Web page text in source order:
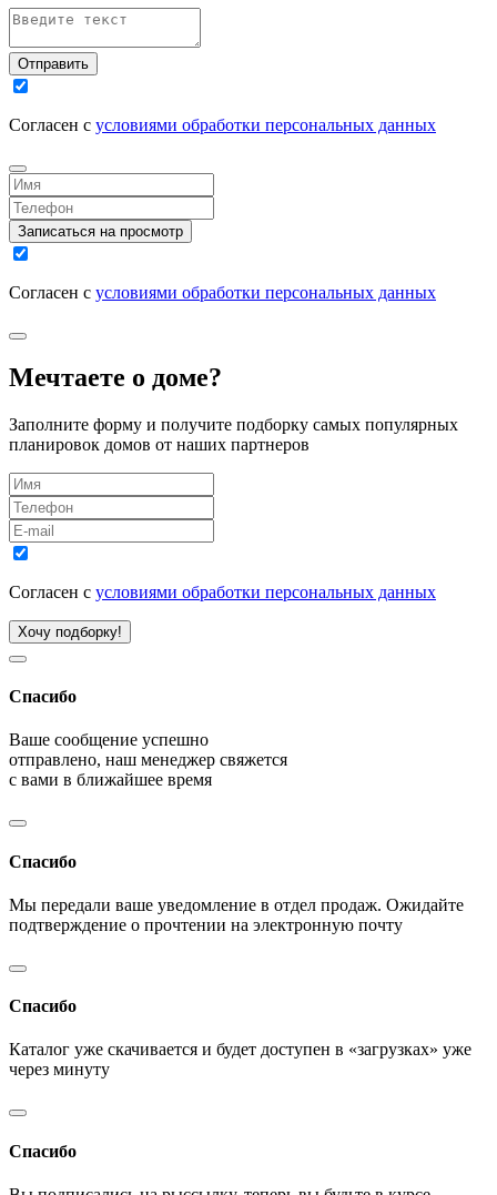
Отправить
Согласен с условиями обработки персональных данных
Записаться на просмотр
Согласен с условиями обработки персональных данных
Мечтаете о доме?
Заполните форму и получите подборку самых популярных
планировок домов от наших партнеров
Согласен с условиями обработки персональных данных
Хочу подборку!
Спасибо
Ваше сообщение успешно
отправлено, наш менеджер свяжется
с вами в ближайшее время
Спасибо
Мы передали ваше уведомление в отдел продаж. Ожидайте
подтверждение о прочтении на электронную почту
Спасибо
Каталог уже скачивается и будет доступен в «загрузках» уже
через минуту
Спасибо